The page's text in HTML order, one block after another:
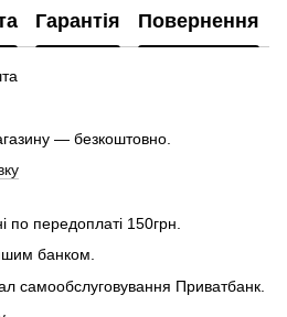
Гарантія Повернення
— безкоштовно.
передоплаті 150грн.
банком.
самообслуговування Приватбанк.